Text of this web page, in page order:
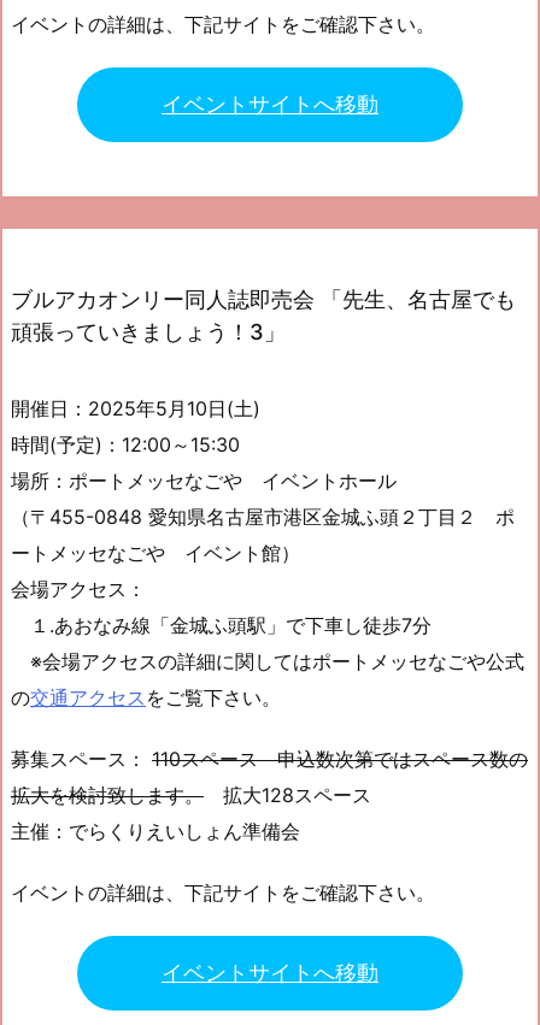
イベントの詳細は、下記サイトをご確認下さい。
イベントサイトへ移動
ブルアカオンリー同人誌即売会 「先生、名古屋でも
頑張っていきましょう！3」
開催日：2025年5月10日(土)
時間(予定)：12:00～15:30
場所：ポートメッセなごや イベントホール
（〒455-0848 愛知県名古屋市港区金城ふ頭２丁目２ ポ
ートメッセなごや イベント館）
会場アクセス：
１.あおなみ線「金城ふ頭駅」で下車し徒歩7分
※会場アクセスの詳細に関してはポートメッセなごや公式
の交通アクセス をご覧下さい。
募集スペース： 110スペース 申込数次第ではスペース数の
拡大を検討致します。 拡大128スペース
主催：でらくりえいしょん準備会
イベントの詳細は、下記サイトをご確認下さい。
イベントサイトへ移動